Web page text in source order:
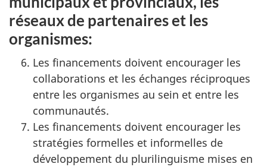
réseaux de partenaires et les
organismes:
Les financements doivent encourager les
collaborations et les échanges réciproques
entre les organismes au sein et entre les
communautés.
Les financements doivent encourager les
stratégies formelles et informelles de
développement du plurilinguisme mises en